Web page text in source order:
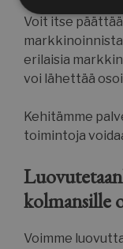
Voit itse
erilaisia
voi lähettää
Kehitämme
toimintoja
kolmansille
Voimme